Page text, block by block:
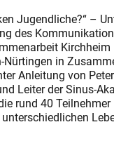
Jugendliche?“ –
des
Nürtingen in
Anleitung von
Leiter der Sinus-
rund 40 Teilnehmer